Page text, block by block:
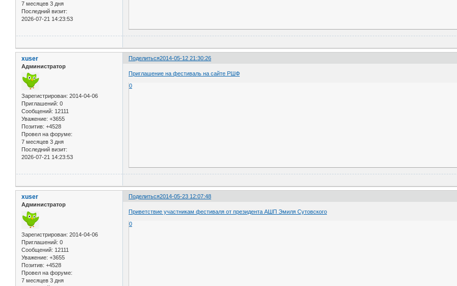
7 месяцев 3 дня
Последний визит:
2026-07-21 14:23:53
Поделиться2014-05-12 21:30:26
xuser
Администратор
Зарегистрирован: 2014-04-06
Приглашений: 0
Сообщений: 12111
Уважение: +3655
Позитив: +4528
Провел на форуме:
7 месяцев 3 дня
Последний визит:
2026-07-21 14:23:53
Приглашение на фестиваль на сайте РШФ
0
Поделиться2014-05-23 12:07:48
xuser
Администратор
Зарегистрирован: 2014-04-06
Приглашений: 0
Сообщений: 12111
Уважение: +3655
Позитив: +4528
Провел на форуме:
7 месяцев 3 дня
Приветствие участникам фестиваля от президента АШП Эмиля Сутовского
0